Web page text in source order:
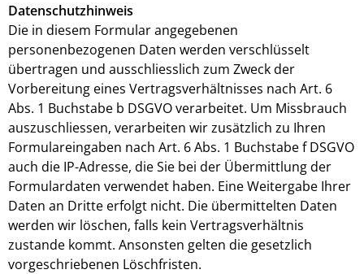
Datenschutzhinweis
Die in diesem Formular angegebenen
personenbezogenen Daten werden verschlüsselt
übertragen und ausschliesslich zum Zweck der
Vorbereitung eines Vertragsverhältnisses nach Art. 6
Abs. 1 Buchstabe b DSGVO verarbeitet. Um Missbrauch
auszuschliessen, verarbeiten wir zusätzlich zu Ihren
Formulareingaben nach Art. 6 Abs. 1 Buchstabe f DSGVO
auch die IP-Adresse, die Sie bei der Übermittlung der
Formulardaten verwendet haben. Eine Weitergabe Ihrer
Daten an Dritte erfolgt nicht. Die übermittelten Daten
werden wir löschen, falls kein Vertragsverhältnis
zustande kommt. Ansonsten gelten die gesetzlich
vorgeschriebenen Löschfristen.